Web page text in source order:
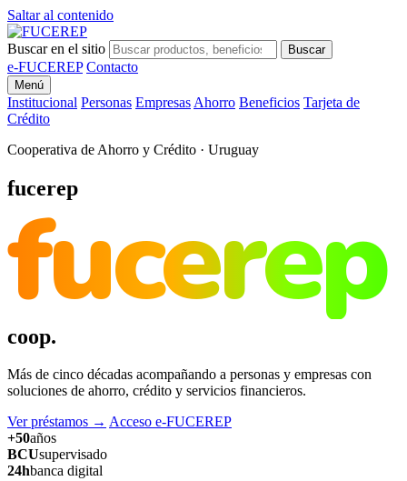
Saltar al contenido
Buscar en el sitio Buscar
e-FUCEREP Contacto
Menú
Institucional Personas Empresas Ahorro Beneficios Tarjeta de
Crédito
Cooperativa de Ahorro y Crédito · Uruguay
fucerep
fucerep
coop.
Más de cinco décadas acompañando a personas y empresas con
soluciones de ahorro, crédito y servicios financieros.
Ver préstamos → Acceso e-FUCEREP
+50años
BCUsupervisado
24hbanca digital